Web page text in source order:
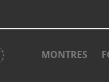
MONTRES